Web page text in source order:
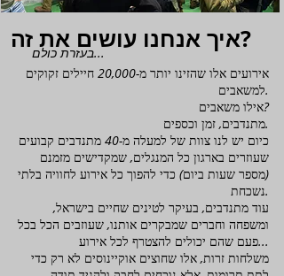
איך אנחנו עושים את זה?
בעזרת כולם...
אירועים אלו שהזינו יותר מ-20,000 חיילים זקוקים
למשאבים.
אילו משאבים?
מתנדבים, זמן וכספים.
כיום יש לנו צוות של למעלה מ-40 מתנדבים קבועים
שעוזרים בארגון כל המנגלים, שמקדישים מזמנם
(מספר שעות ביום) כדי להפוך כל אירוע לחוויה בלתי
נשכחת.
עוד מתנדבים, בעיקר לטינים שחיים בישראל,
ומשפחה וחברים שמבקרים אותנו, שעוזבים הכל בכל
פעם שהם יכולים להצטרף לכל אירוע...
משלחות זרות, אלו שחוצים אוקיינוסים לא רק כדי